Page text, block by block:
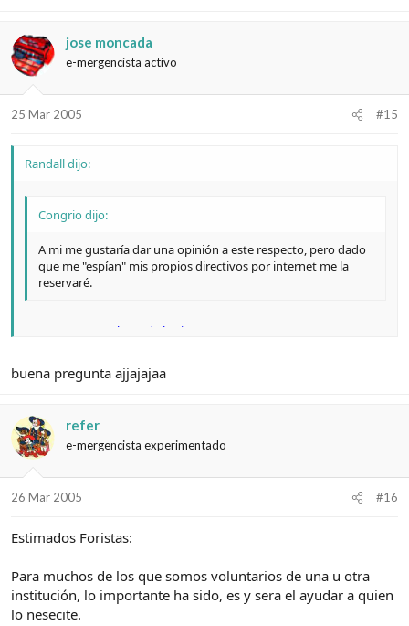
jose moncada
e-mergencista activo
25 Mar 2005 #15
Randall dijo:
Congrio dijo:
A mi me gustaría dar una opinión a este respecto, pero dado
que me "espían" mis propios directivos por internet me la
reservaré.
Que paso con tu lema de la Firma????
buena pregunta ajjajajaa
refer
e-mergencista experimentado
26 Mar 2005 #16
Estimados Foristas:
Para muchos de los que somos voluntarios de una u otra
institución, lo importante ha sido, es y sera el ayudar a quien
lo nesecite.